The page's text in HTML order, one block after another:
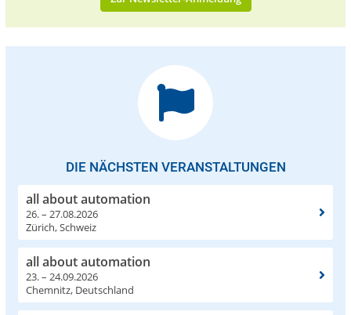
DIE NÄCHSTEN VERANSTALTUNGEN
all about automation
26. – 27.08.2026
Zürich, Schweiz
all about automation
23. – 24.09.2026
Chemnitz, Deutschland